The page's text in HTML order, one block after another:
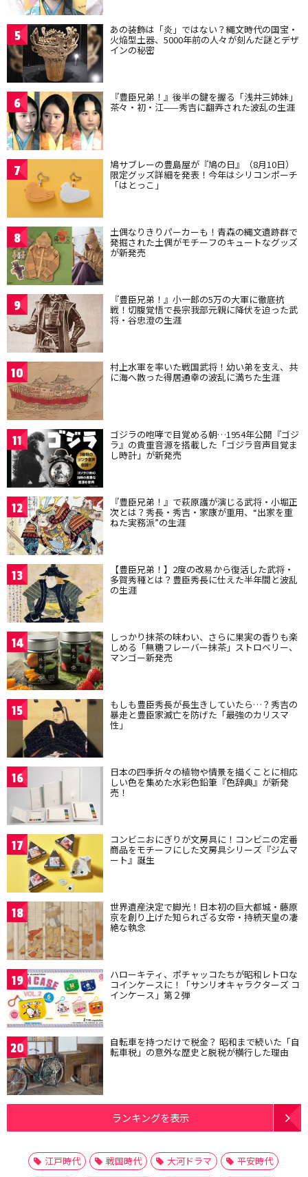
5 あの装飾は「炎」ではない？縄文時代の国宝・
火焔型土器、5000年前の人々が刻んだ謎とデザ
インの秘密
6 『豊臣兄弟！』後半の鍵を握る「浅井三姉妹」
茶々・初・江——秀吉に翻弄された波乱の生涯
7 鳩サブレーの豊島屋が『鳩の日』（8月10日）
限定グッズ詳細を発表！今年はシリコンポーチ
「はとっこ」
8 土偶なりきりパーカーも！青森の縄文遺跡群で
発掘された土偶がモチーフのキュートなグッズ
が新発売
9 『豊臣兄弟！』小一郎の5万の大軍に徹底抗
戦！切腹覚悟で長宗我部元親に降伏を迫った武
将・谷忠澄の生涯
10 村上水軍を率いた戦国武将！幼い弟を支え、共
に海へ散った得居通幸の波乱に満ちた生涯
11 ゴジラの咆哮で目覚める朝…1954年公開『ゴジ
ラ』の貴重音源を搭載した「ゴジラ音声目覚ま
し時計」が新発売
12 『豊臣兄弟！』で萩原護が演じる武将・小堀正
次とは？秀長・秀吉・家康が重用、“出家を重
ねた実務派”の生涯
13 【豊臣兄弟！】2度の改易から復活した武将・
多賀秀種とは？豊臣秀長に仕えた半年間と波乱
の生涯
14 しっかり抹茶の味わい、さらに果実の香りも楽
しめる「無糖フレーバー抹茶」ストロベリー、
マンゴー新発売
15 もしも豊臣秀長が長生きしていたら…？秀吉の
暴走と豊臣家滅亡を防げた「最強のカリスマ
性」
16 日本の四季折々の植物や情景を描くことに相応
しい色を集めた水彩色鉛筆『色辞典』が新発
売！
17 コンビニおにぎりが文房具に！コンビニの定番
商品をモチーフにした文房具シリーズ『ジムマ
ート』誕生
18 世界遺産決定で脚光！日本初の巨大都城・藤原
京を創り上げた知られざる女帝・持統天皇の凄
絶な執念
19 ハローキティ、ポチャッコたちが昭和レトロな
コインケースに！「サンリオキャラクターズ コ
インケース」第２弾
20 自転車を持つだけで税金？ 昭和まで続いた「自
転車税」の意外な歴史と脱税が横行した理由
ランキングを表示
江戸時代 戦国時代 大河ドラマ
平安時代